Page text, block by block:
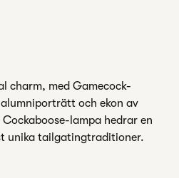
charm, med Gamecock-
och ekon av
lampa hedrar en
unika tailgatingtraditioner.